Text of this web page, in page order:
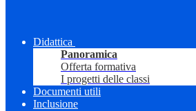
Didattica
Panoramica
Offerta formativa
I progetti delle classi
Documenti utili
Inclusione